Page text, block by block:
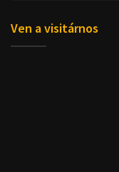
Ven a visitárnos